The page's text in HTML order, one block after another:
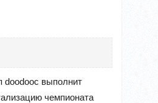
doodooc выполнит
чемпионата